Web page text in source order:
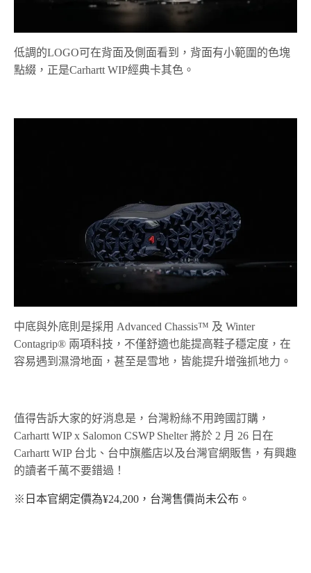
低調的LOGO可在背面及側面看到，背面有小範圍的色塊
點綴，正是Carhartt WIP經典卡其色。
中底與外底則是採用 Advanced Chassis™ 及 Winter
Contagrip® 兩項科技，不僅舒適也能提高鞋子穩定度，在
容易遇到濕滑地面，甚至是雪地，皆能提升增強抓地力。
值得告訴大家的好消息是，台灣粉絲不用跨國訂購，
Carhartt WIP x Salomon CSWP Shelter 將於 2 月 26 日在
Carhartt WIP 台北、台中旗艦店以及台灣官網販售，有興趣
的讀者千萬不要錯過！
※日本官網定價為¥24,200，台灣售價尚未公布。